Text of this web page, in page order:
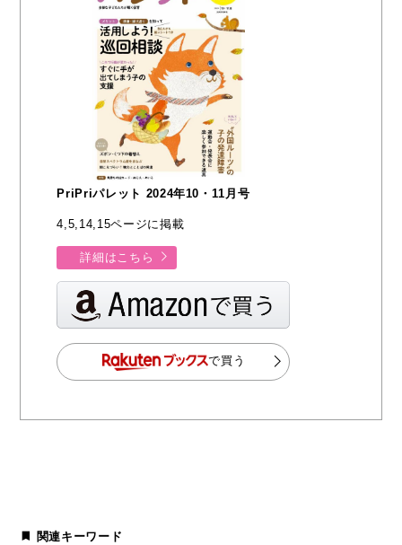
PriPriパレット 2024年10・11月号
4,5,14,15ページに掲載
詳細はこちら
で買う
関連キーワード